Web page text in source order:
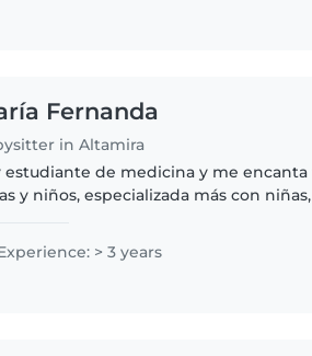
Fernanda
in Altamira
estudiante de medicina y me encanta
y niños, especializada más con
gimnasia y me gusta..
> 3 years